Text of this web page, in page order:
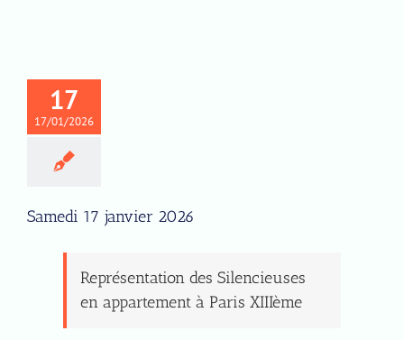
17
17/01/2026
Samedi 17 janvier 2026
Représentation des Silencieuses
en appartement à Paris XIIIème